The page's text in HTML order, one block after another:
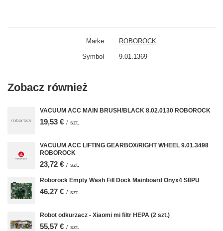
Marke ROBOROCK
Symbol 9.01.1369
Zobacz również
VACUUM ACC MAIN BRUSH/BLACK 8.02.0130 ROBOROCK
19,53 € / szt.
VACUUM ACC LIFTING GEARBOX/RIGHT WHEEL 9.01.3498
ROBOROCK
23,72 € / szt.
Roborock Empty Wash Fill Dock Mainboard Onyx4 S8PU
46,27 € / szt.
Robot odkurzacz - Xiaomi mi filtr HEPA (2 szt.)
55,57 € / szt.